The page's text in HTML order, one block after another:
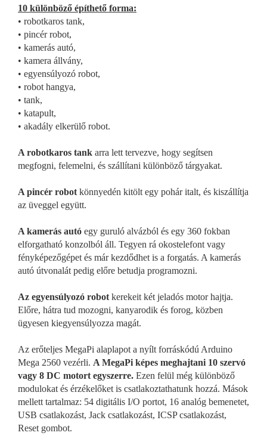
10 különböző építhető forma:
• robotkaros tank,
• pincér robot,
• kamerás autó,
• kamera állvány,
• egyensúlyozó robot,
• robot hangya,
• tank,
• katapult,
• akadály elkerülő robot.
A robotkaros tank arra lett tervezve, hogy segítsen
megfogni, felemelni, és szállítani különböző tárgyakat.
A pincér robot könnyedén kitölt egy pohár italt, és kiszállítja
az üveggel együtt.
A kamerás autó egy guruló alvázból és egy 360 fokban
elforgatható konzolból áll. Tegyen rá okostelefont vagy
fényképezőgépet és már kezdődhet is a forgatás. A kamerás
autó útvonalát pedig előre betudja programozni.
Az egyensúlyozó robot kerekeit két jeladós motor hajtja.
Előre, hátra tud mozogni, kanyarodik és forog, közben
ügyesen kiegyensúlyozza magát.
Az erőteljes MegaPi alaplapot a nyílt forráskódú Arduino
Mega 2560 vezérli. A MegaPi képes meghajtani 10 szervó
vagy 8 DC motort egyszerre. Ezen felül még különböző
modulokat és érzékelőket is csatlakoztathatunk hozzá. Mások
mellett tartalmaz: 54 digitális I/O portot, 16 analóg bemenetet,
USB csatlakozást, Jack csatlakozást, ICSP csatlakozást,
Reset gombot.